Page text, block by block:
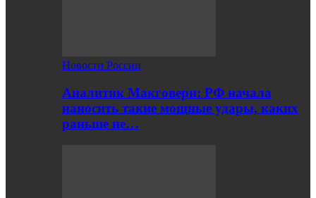
Новости России
Аналитик Макговерн: РФ начала
наносить такие мощные удары, каких
раньше не…